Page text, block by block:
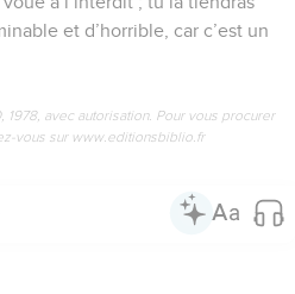
et d’horrible, car c’est un
avec autorisation. Pour vous procurer
vous sur www.editionsbiblio.fr